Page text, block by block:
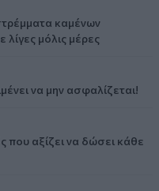
καμένων
μόλις μέρες
να μην ασφαλίζεται!
που αξίζει να δώσει κάθε